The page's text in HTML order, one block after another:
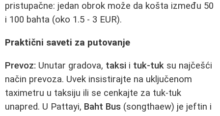
pristupačne: jedan obrok može da košta između 50
i 100 bahta (oko 1.5 - 3 EUR).
Praktični saveti za putovanje
Prevoz: Unutar gradova, taksi i tuk-tuk su najčešći
način prevoza. Uvek insistirajte na uključenom
taximetru u taksiju ili se cenkajte za tuk-tuk
unapred. U Pattayi, Baht Bus (songthaew) je jeftin i